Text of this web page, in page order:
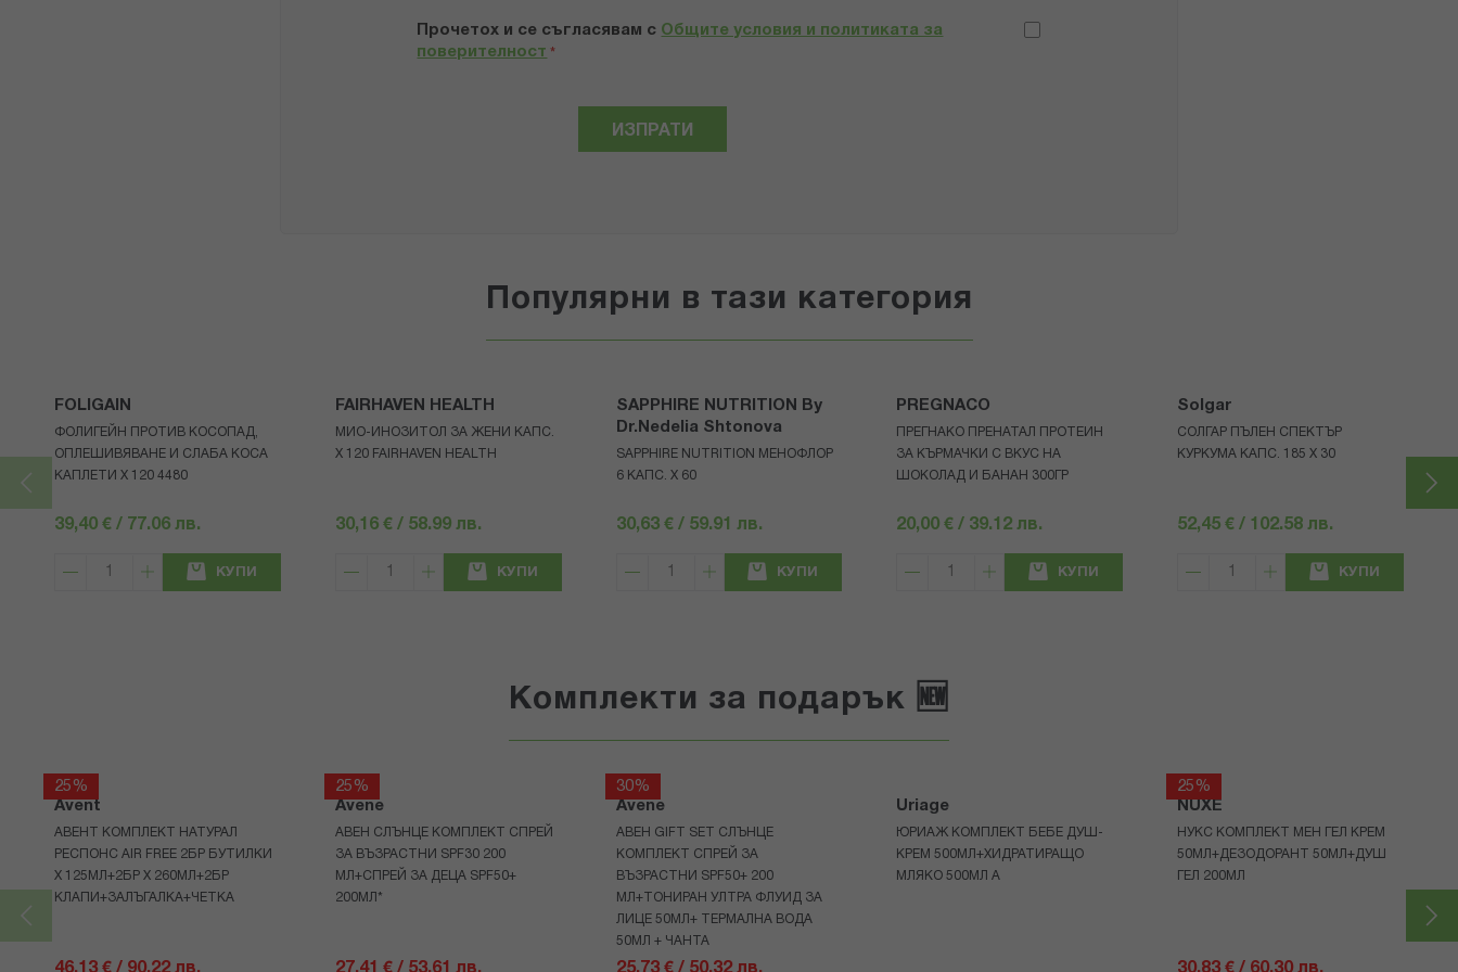
Прочетох и се съгласявам с Общите условия и политиката за
поверителност *
ИЗПРАТИ
Популярни в тази категория
FOLIGAIN
ФОЛИГЕЙН ПРОТИВ КОСОПАД,
ОПЛЕШИВЯВАНЕ И СЛАБА КОСА
КАПЛЕТИ X 120 4480
39,40 € / 77.06 лв.
КУПИ
FAIRHAVEN HEALTH
МИО-ИНОЗИТОЛ ЗА ЖЕНИ КАПС.
Х 120 FAIRHAVEN HEALTH
30,16 € / 58.99 лв.
КУПИ
SAPPHIRE NUTRITION By
Dr.Nedelia Shtonova
SAPPHIRE NUTRITION МЕНОФЛОР
6 КАПС. X 60
30,63 € / 59.91 лв.
КУПИ
PREGNACO
ПРЕГНАКО ПРЕНАТАЛ ПРОТЕИН
ЗА КЪРМАЧКИ С ВКУС НА
ШОКОЛАД И БАНАН 300ГР
20,00 € / 39.12 лв.
КУПИ
Solgar
СОЛГАР ПЪЛЕН СПЕКТЪР
КУРКУМА КАПС. 185 Х 30
52,45 € / 102.58 лв.
КУПИ
Комплекти за подарък 🆕
25%
Avent
АВЕНТ КОМПЛЕКТ НАТУРАЛ
РЕСПОНС AIR FREE 2БР БУТИЛКИ
Х 125МЛ+2БР Х 260МЛ+2БР
КЛАПИ+ЗАЛЪГАЛКА+ЧЕТКА
25%
Avene
АВЕН СЛЪНЦЕ КОМПЛЕКТ СПРЕЙ
ЗА ВЪЗРАСТНИ SPF30 200
МЛ+СПРЕЙ ЗА ДЕЦА SPF50+
200МЛ*
30%
Avene
АВЕН GIFT SET СЛЪНЦЕ
КОМПЛЕКТ СПРЕЙ ЗА
ВЪЗРАСТНИ SPF50+ 200
МЛ+ТОНИРАН УЛТРА ФЛУИД ЗА
ЛИЦЕ 50МЛ+ ТЕРМАЛНА ВОДА
50МЛ + ЧАНТА
Uriage
ЮРИАЖ КОМПЛЕКТ БЕБЕ ДУШ-
КРЕМ 500МЛ+ХИДРАТИРАЩО
МЛЯКО 500МЛ A
25%
NUXE
НУКС КОМПЛЕКТ МЕН ГЕЛ КРЕМ
50МЛ+ДЕЗОДОРАНТ 50МЛ+ДУШ
ГЕЛ 200МЛ